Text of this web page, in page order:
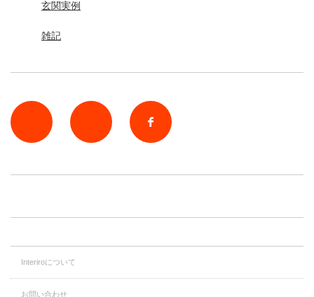
玄関実例
雑記
Twitter
Interiroについて
お問い合わせ